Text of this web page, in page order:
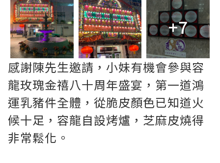
+7
感謝陳先生邀請，小妹有機會參與容
龍玫瑰金禧八十周年盛宴，第一道鴻
運乳豬件全體，從脆皮顏色已知道火
候十足，容龍自設烤爐，芝麻皮燒得
非常鬆化。